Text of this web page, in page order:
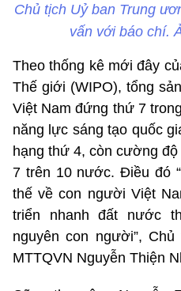
Chủ tịch Uỷ ban Trung
vấn với báo chí.
Theo thống kê mới đây
Thế giới (WIPO), tổng
Việt Nam đứng thứ 7
năng lực sáng tạo quốc
hạng thứ 4, còn cường
7 trên 10 nước. Điều đó
thế về con người Việt
triển nhanh đất nước
nguyên con người”,
MTTQVN Nguyễn Thiện